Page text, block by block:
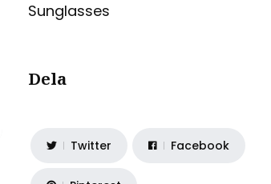
Sunglasses
Dela
Twitter Facebook